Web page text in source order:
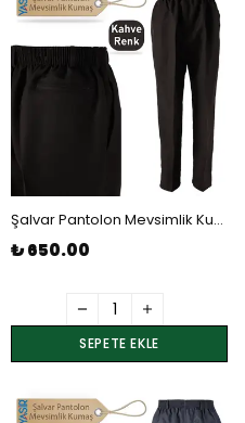
Şalvar Pantolon Mevsimlik Kumaş - Kahve 2 Numara Beden
₺ 650.00
SEPETE EKLE